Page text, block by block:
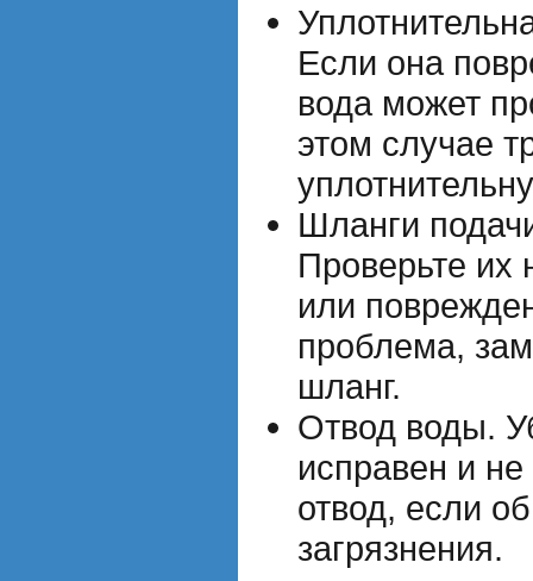
Если она
вода может
этом случае
Шланги
Проверьте их
или
проблема,
шланг.
Отвод воды.
исправен и
отвод, если
загрязнения.